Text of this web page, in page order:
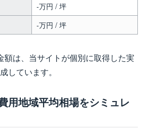
-万円 / 坪
-万円 / 坪
額は、当サイトが個別に取得した実
しています。
用地域平均相場をシミュレ